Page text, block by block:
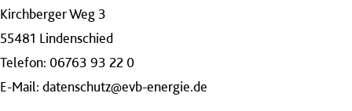
Kirchberger Weg 3
55481 Lindenschied
Telefon: 06763 93 22 0
E-Mail: datenschutz@evb-energie.de